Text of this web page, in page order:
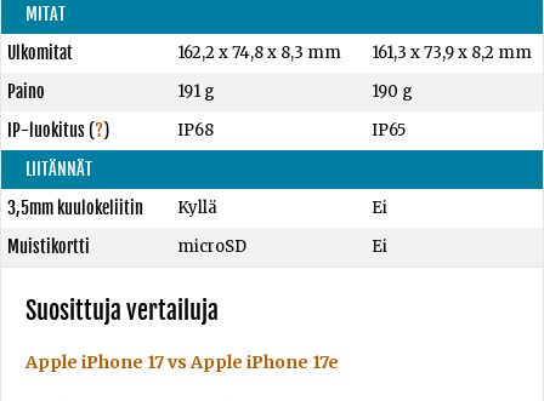
MITAT
Ulkomitat
162,2 x 74,8 x 8,3 mm
161,3 x 73,9 x 8,2 mm
Paino
191 g
190 g
IP-luokitus(?) IP68
IP65
LIITÄNNÄT
3,5mm kuulokeliitin
Kyllä
Ei
Muistikortti
microSD Ei
Suosittuja vertailuja
Apple iPhone 17 vs Apple iPhone 17e